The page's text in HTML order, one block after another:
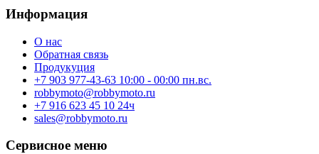
Информация
О нас
Обратная связь
Продукуция
+7 903 977-43-63 10:00 - 00:00 пн.вс.
robbymoto@robbymoto.ru
+7 916 623 45 10 24ч
sales@robbymoto.ru
Сервисное меню